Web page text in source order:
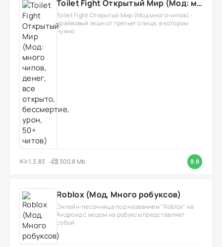
Toilet Fight Открытый Мир (Мод: много чипов, денег, все открыто, бессмертие, урон, 50+ читов)
Toilet Fight Открытый Мир (Мод много чипов) -
драйвовый экшн от третьего лица, в котором
нужно
1.3.83 300,8 Mb 8.8
Roblox (Мод, Много робуксов)
Онлайн-песочница под названием "Roblox" на
Андроид с модом на робуксы представляет
собой